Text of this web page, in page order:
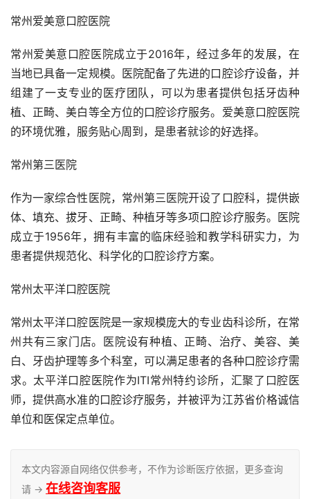
常州爱美意口腔医院
常州爱美意口腔医院成立于2016年，经过多年的发展，在
当地已具备一定规模。医院配备了先进的口腔诊疗设备，并
组建了一支专业的医疗团队，可以为患者提供包括牙齿种
植、正畸、美白等全方位的口腔诊疗服务。爱美意口腔医院
的环境优雅，服务贴心周到，是患者就诊的好选择。
常州第三医院
作为一家综合性医院，常州第三医院开设了口腔科，提供嵌
体、填充、拔牙、正畸、种植牙等多项口腔诊疗服务。医院
成立于1956年，拥有丰富的临床经验和教学科研实力，为
患者提供规范化、科学化的口腔诊疗方案。
常州太平洋口腔医院
常州太平洋口腔医院是一家规模庞大的专业齿科诊所，在常
州共有三家门店。医院设有种植、正畸、治疗、美容、美
白、牙齿护理等多个科室，可以满足患者的各种口腔诊疗需
求。太平洋口腔医院作为ITI常州特约诊所，汇聚了口腔医
师，提供高水准的口腔诊疗服务，并被评为江苏省价格诚信
单位和医保定点单位。
本文内容源自网络仅供参考，不作为诊断医疗依据，更多查询
请 → 在线咨询客服